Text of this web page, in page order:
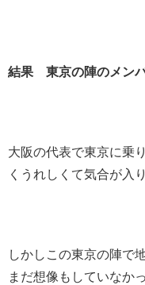
結果 東京の陣のメンバ
大阪の代表で東京に乗
くうれしくて気合が入
しかしこの東京の陣で
まだ想像もしていなか